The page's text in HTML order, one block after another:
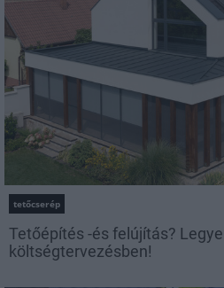
tetőcserép
Tetőépítés -és felújítás?
költségtervezésben!